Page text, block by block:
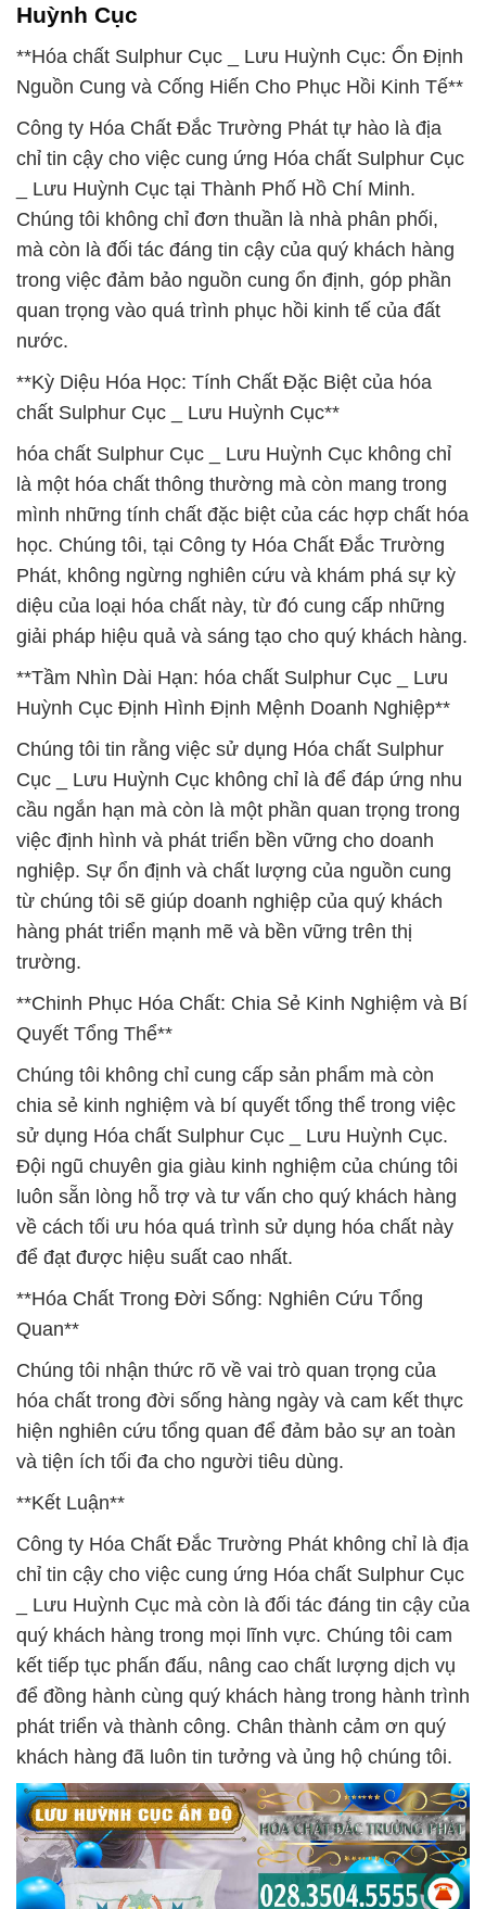
Huỳnh Cục
**Hóa chất Sulphur Cục _ Lưu Huỳnh Cục: Ổn Định
Nguồn Cung và Cống Hiến Cho Phục Hồi Kinh Tế**
Công ty Hóa Chất Đắc Trường Phát tự hào là địa
chỉ tin cậy cho việc cung ứng Hóa chất Sulphur Cục
_ Lưu Huỳnh Cục tại Thành Phố Hồ Chí Minh.
Chúng tôi không chỉ đơn thuần là nhà phân phối,
mà còn là đối tác đáng tin cậy của quý khách hàng
trong việc đảm bảo nguồn cung ổn định, góp phần
quan trọng vào quá trình phục hồi kinh tế của đất
nước.
**Kỳ Diệu Hóa Học: Tính Chất Đặc Biệt của hóa
chất Sulphur Cục _ Lưu Huỳnh Cục**
hóa chất Sulphur Cục _ Lưu Huỳnh Cục không chỉ
là một hóa chất thông thường mà còn mang trong
mình những tính chất đặc biệt của các hợp chất hóa
học. Chúng tôi, tại Công ty Hóa Chất Đắc Trường
Phát, không ngừng nghiên cứu và khám phá sự kỳ
diệu của loại hóa chất này, từ đó cung cấp những
giải pháp hiệu quả và sáng tạo cho quý khách hàng.
**Tầm Nhìn Dài Hạn: hóa chất Sulphur Cục _ Lưu
Huỳnh Cục Định Hình Định Mệnh Doanh Nghiệp**
Chúng tôi tin rằng việc sử dụng Hóa chất Sulphur
Cục _ Lưu Huỳnh Cục không chỉ là để đáp ứng nhu
cầu ngắn hạn mà còn là một phần quan trọng trong
việc định hình và phát triển bền vững cho doanh
nghiệp. Sự ổn định và chất lượng của nguồn cung
từ chúng tôi sẽ giúp doanh nghiệp của quý khách
hàng phát triển mạnh mẽ và bền vững trên thị
trường.
**Chinh Phục Hóa Chất: Chia Sẻ Kinh Nghiệm và Bí
Quyết Tổng Thể**
Chúng tôi không chỉ cung cấp sản phẩm mà còn
chia sẻ kinh nghiệm và bí quyết tổng thể trong việc
sử dụng Hóa chất Sulphur Cục _ Lưu Huỳnh Cục.
Đội ngũ chuyên gia giàu kinh nghiệm của chúng tôi
luôn sẵn lòng hỗ trợ và tư vấn cho quý khách hàng
về cách tối ưu hóa quá trình sử dụng hóa chất này
để đạt được hiệu suất cao nhất.
**Hóa Chất Trong Đời Sống: Nghiên Cứu Tổng
Quan**
Chúng tôi nhận thức rõ về vai trò quan trọng của
hóa chất trong đời sống hàng ngày và cam kết thực
hiện nghiên cứu tổng quan để đảm bảo sự an toàn
và tiện ích tối đa cho người tiêu dùng.
**Kết Luận**
Công ty Hóa Chất Đắc Trường Phát không chỉ là địa
chỉ tin cậy cho việc cung ứng Hóa chất Sulphur Cục
_ Lưu Huỳnh Cục mà còn là đối tác đáng tin cậy của
quý khách hàng trong mọi lĩnh vực. Chúng tôi cam
kết tiếp tục phấn đấu, nâng cao chất lượng dịch vụ
để đồng hành cùng quý khách hàng trong hành trình
phát triển và thành công. Chân thành cảm ơn quý
khách hàng đã luôn tin tưởng và ủng hộ chúng tôi.